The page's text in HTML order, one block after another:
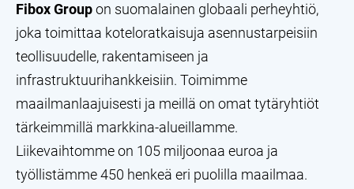
FiboxGroupon suomalainen globaali perheyhtiö,
joka toimittaa koteloratkaisuja asennustarpeisiin
teollisuudelle, rakentamiseen ja
infrastruktuurihankkeisiin. Toimimme
maailmanlaajuisesti ja meillä on omat tytäryhtiöt
tärkeimmillä markkina-alueillamme.
Liikevaihtomme on 105 miljoonaa euroa ja
työllistämme 450 henkeä eri puolilla maailmaa.